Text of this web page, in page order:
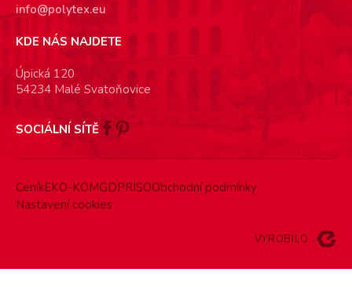
info@polytex.eu
KDE NÁS NAJDETE
Úpická 120
54234 Malé Svatoňovice
SOCIÁLNÍ SÍTĚ
CeníkEKO-KOMGDPRISOObchodní podmínky
Nastavení cookies
VYROBILO